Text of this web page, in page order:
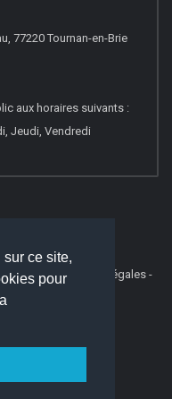
ce site,
pour
77220 Tournan-en-Brie
aux horaires suivants :
Jeudi, Vendredi
-Mentions Légales -